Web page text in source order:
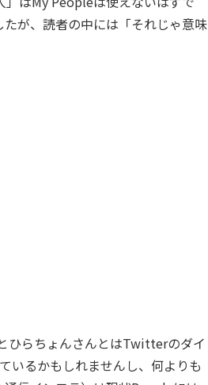
が、読者の中には「それじゃ意味
ひらちょんさんとはTwitterのダイ
いるかもしれませんし、何よりも